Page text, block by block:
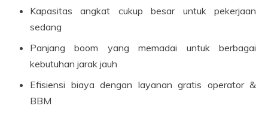
Kapasitas angkat cukup besar untuk pekerjaan
sedang
Panjang boom yang memadai untuk berbagai
kebutuhan jarak jauh
Efisiensi biaya dengan layanan gratis operator &
BBM